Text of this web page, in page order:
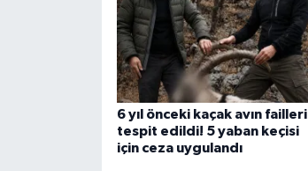
6 yıl önceki kaçak avın failleri
tespit edildi! 5 yaban keçisi
için ceza uygulandı